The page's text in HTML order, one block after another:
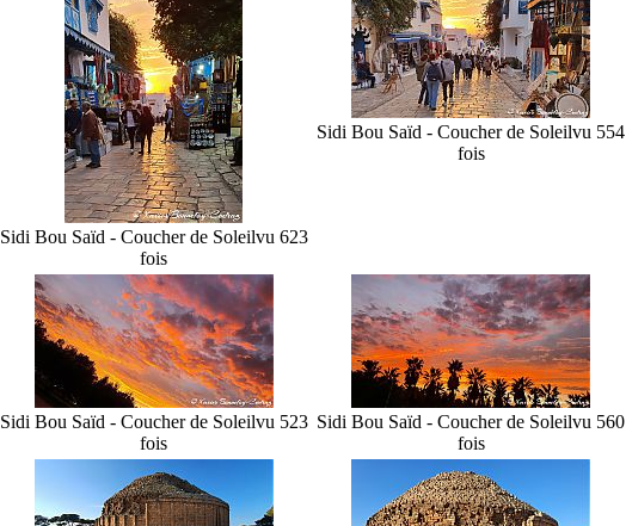
Sidi Bou Saïd - Coucher de Soleilvu 623
fois
Sidi Bou Saïd - Coucher de Soleilvu 554
fois
Sidi Bou Saïd - Coucher de Soleilvu 523
fois
Sidi Bou Saïd - Coucher de Soleilvu 560
fois